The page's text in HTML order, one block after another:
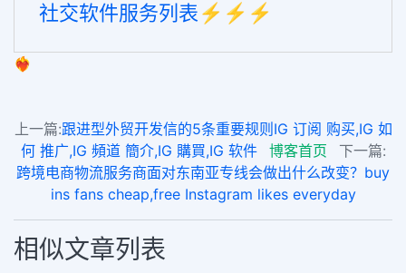
社交软件服务列表⚡️⚡️⚡️
❤️‍🔥
上一篇:跟进型外贸开发信的5条重要规则IG 订阅 购买,IG 如
何 推广,IG 頻道 簡介,IG 購買,IG 软件
博客首页
下一篇:
跨境电商物流服务商面对东南亚专线会做出什么改变？buy
ins fans cheap,free Instagram likes everyday
相似文章列表